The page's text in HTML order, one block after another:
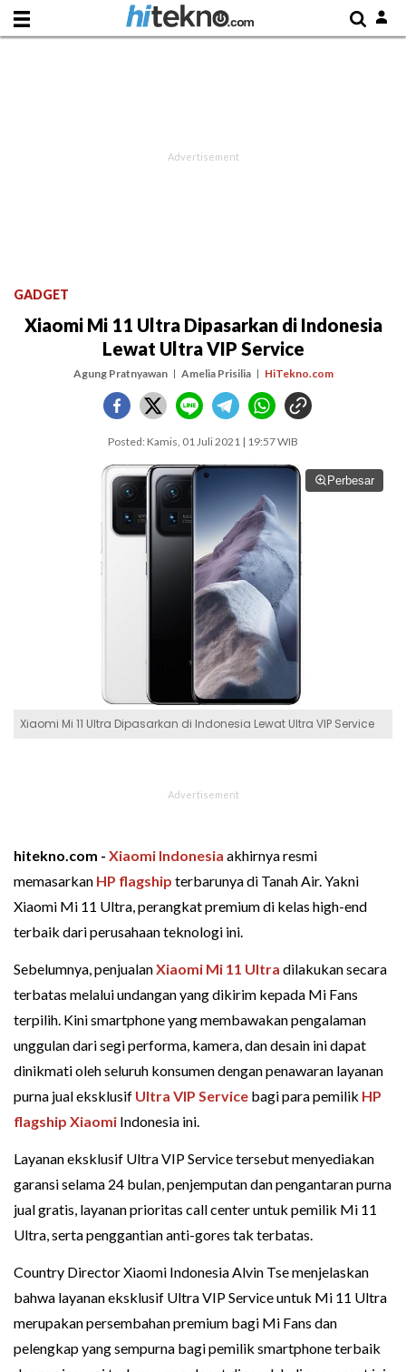
GADGET
Xiaomi Mi 11 Ultra Dipasarkan di Indonesia
Lewat Ultra VIP Service
Agung Pratnyawan Amelia Prisilia HiTekno.com
Posted: Kamis, 01 Juli 2021 | 19:57 WIB
Perbesar
Xiaomi Mi 11 Ultra Dipasarkan di Indonesia Lewat Ultra VIP Service
hitekno.com - Xiaomi Indonesia akhirnya resmi
memasarkan HP flagship terbarunya di Tanah Air. Yakni
Xiaomi Mi 11 Ultra, perangkat premium di kelas high-end
terbaik dari perusahaan teknologi ini.
Sebelumnya, penjualanXiaomi Mi 11 Ultra dilakukan secara
terbatas melalui undangan yang dikirim kepada Mi Fans
terpilih. Kini smartphone yang membawakan pengalaman
unggulan dari segi performa, kamera, dan desain ini dapat
dinikmati oleh seluruh konsumen dengan penawaran layanan
purna jual eksklusif Ultra VIP Service bagi para pemilik HP
flagship Xiaomi Indonesia ini.
Layanan eksklusif Ultra VIP Service tersebut menyediakan
garansi selama 24 bulan, penjemputan dan pengantaran purna
jual gratis, layanan prioritas call center untuk pemilik Mi 11
Ultra, serta penggantian anti-gores tak terbatas.
Country Director Xiaomi Indonesia Alvin Tse menjelaskan
bahwa layanan eksklusif Ultra VIP Service untuk Mi 11 Ultra
merupakan persembahan premium bagi Mi Fans dan
pelengkap yang sempurna bagi pemilik smartphone terbaik